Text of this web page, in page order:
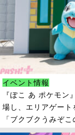
イベント情報
『ぽこ あ ポケモン
場し、エリアゲート
「ブクブクうみぞ